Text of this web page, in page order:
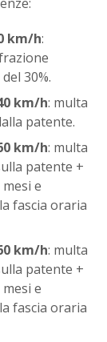
km/h:
30%.
km/h: multa
patente.
km/h: multa
patente +
e
fascia oraria
km/h: multa
patente +
e
fascia oraria